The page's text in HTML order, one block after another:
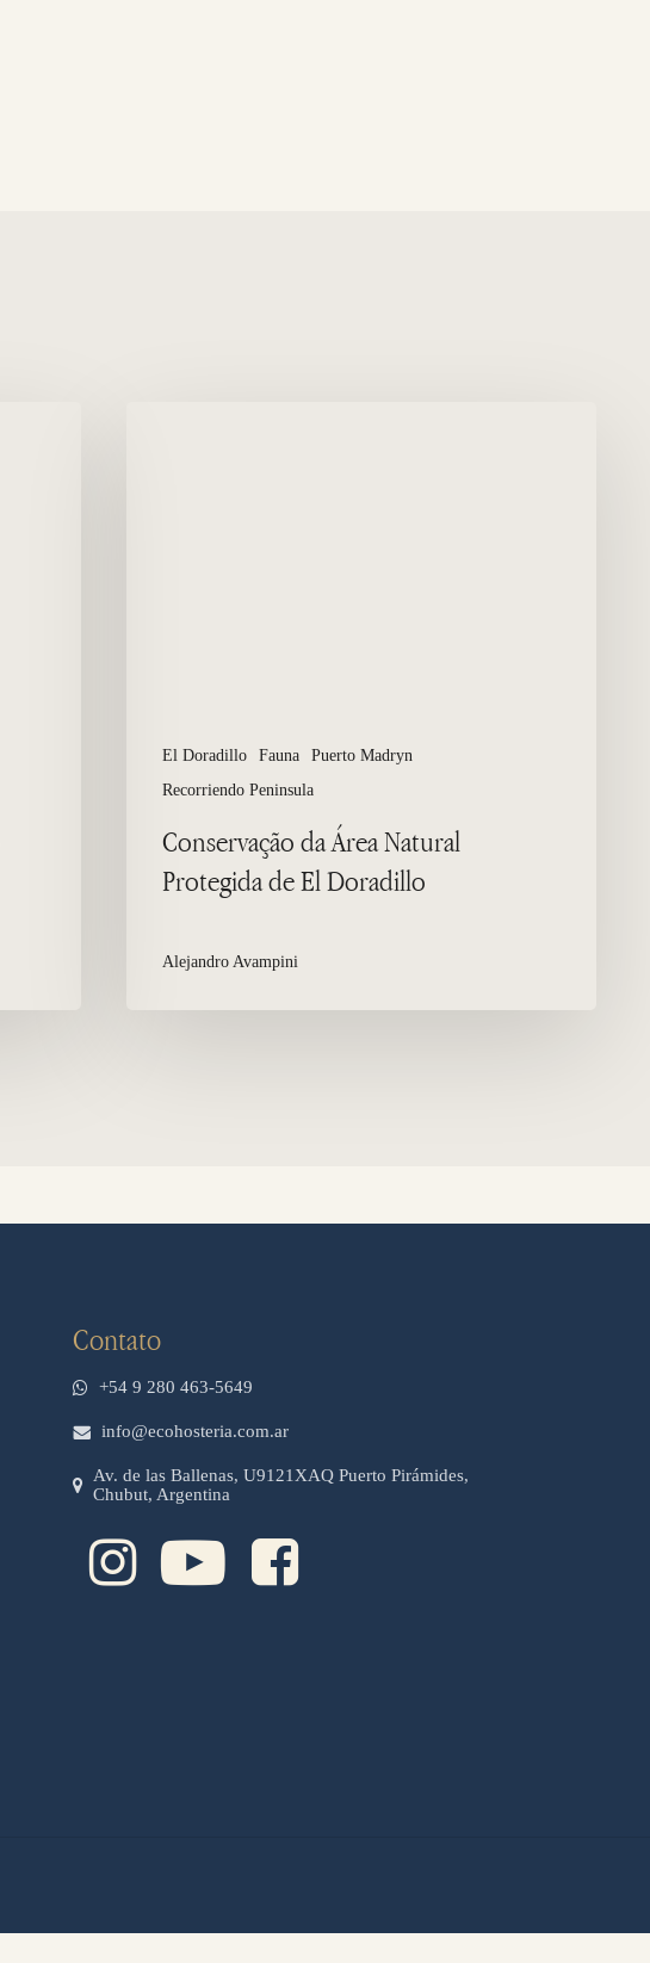
El Doradillo Fauna
Puerto Madryn
Recorriendo Peninsula
Conservação da Área Natural
Protegida de El Doradillo
Alejandro Avampini
Contato
+54 9 280 463-5649
info@ecohosteria.com.ar
Av. de las Ballenas, U9121XAQ Puerto Pirámides,
Chubut, Argentina